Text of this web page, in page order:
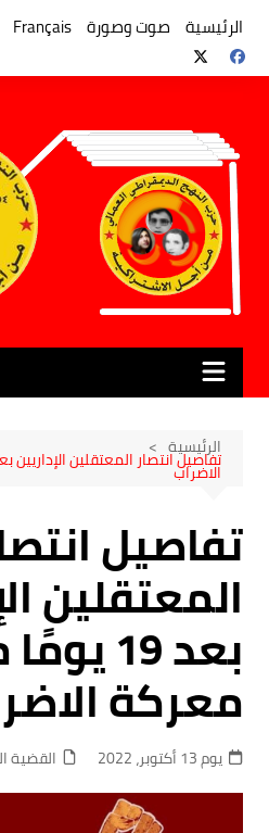
المحتوى
الرئيسية صوت وصورة Français
الرئيسية
الاضراب
تفاصيل
المعتقلين
بعد 19
معركة
يوم 13 أكتوبر، 2022 القضية